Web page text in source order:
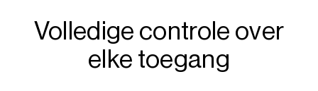
Volledige controle over
elke toegang